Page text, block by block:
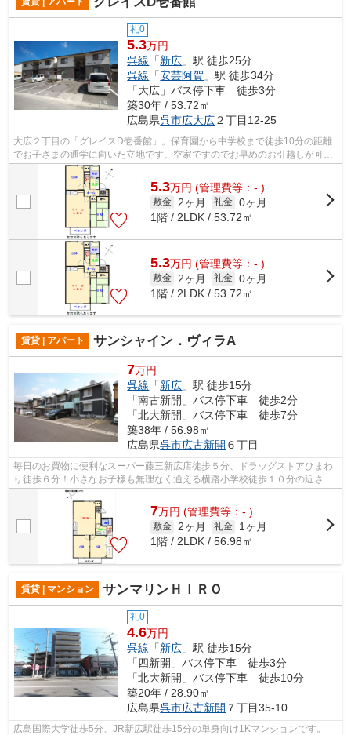
礼0
5.3万円
呉線 「新広 」駅 徒歩25分
呉線 「安芸阿賀 」駅 徒歩34分
「大広」バス停下車 徒歩3分
築30年 / 53.72㎡
広島県呉市広大広２丁目12-25
大広２丁目の「グレイスD壱番館」。保育園から中学校まで徒歩10分の距離
でお子さまの通学に向いた立地です。空家ですのでお早めのお引越しが可能
です。0823-72-4594またはinfo@asahij....
5.3万円 (管理費等：- )
敷金 2ヶ月 礼金 0ヶ月
1階 / 2LDK / 53.72㎡
5.3万円 (管理費等：- )
敷金 2ヶ月 礼金 0ヶ月
1階 / 2LDK / 53.72㎡
賃貸 | アパート サンシャイン．ヴィラA
7万円
呉線 「新広 」駅 徒歩15分
「南古新開」バス停下車 徒歩2分
「北大新開」バス停下車 徒歩7分
築38年 / 56.98㎡
広島県呉市広古新開 ６丁目
毎日のお買物に便利なスーパー藤三新広店徒歩５分、ドラッグストアひまわ
り徒歩６分！小さなお子様も無理なく通える横路小学校徒歩１０分の近さで
す。緑豊かな四新開第2公園が徒歩１分...
7万円 (管理費等：- )
敷金 2ヶ月 礼金
1ヶ月
1階 / 2LDK / 56.98㎡
賃貸 | マンション サンマリンＨＩＲＯ
礼0
4.6万円
呉線 「新広 」駅 徒歩15分
「四新開」バス停下車 徒歩3分
「北大新開」バス停下車 徒歩10分
築20年 / 28.90㎡
広島県呉市広古新開 ７丁目35-10
広島国際大学徒歩5分、JR新広駅徒歩15分の単身向け1Kマンションです。